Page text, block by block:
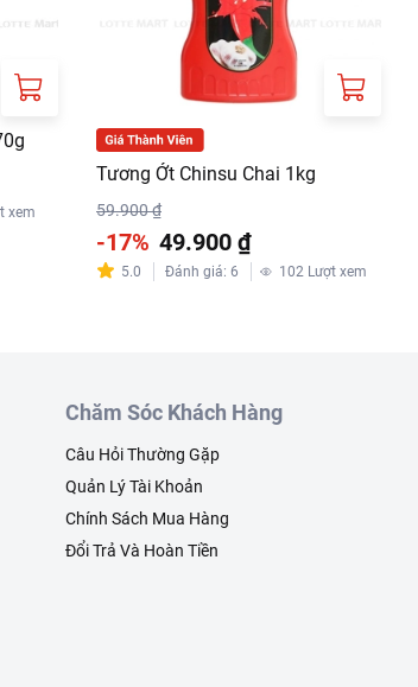
xem
Tương Ớt Chinsu Chai 1kg
59.900 ₫
-17% 49.900 ₫
5.0 Đánh giá: 6 102 Lượt xem
Chăm Sóc Khách Hàng
Câu Hỏi Thường Gặp
Quản Lý Tài Khoản
Chính Sách Mua Hàng
Đổi Trả Và Hoàn Tiền